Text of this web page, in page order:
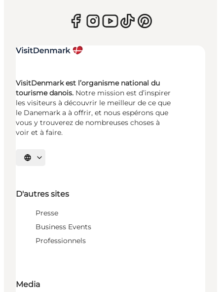
VisitDenmark est l’organisme national du
tourisme danois. Notre mission est d’inspirer
les visiteurs à découvrir le meilleur de ce que
le Danemark a à offrir, et nous espérons que
vous y trouverez de nombreuses choses à
voir et à faire.
Choisissez la langue
D'autres sites
Presse
Business Events
Professionnels
Media